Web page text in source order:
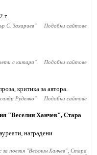
г.
С. Захариев" Подобни сайтове
с китара" Подобни сайтове
критика за автора.
Руденко" Подобни сайтове
"Веселин Ханчев", Стара
наградени
поезия "Веселин Ханчев", Стара